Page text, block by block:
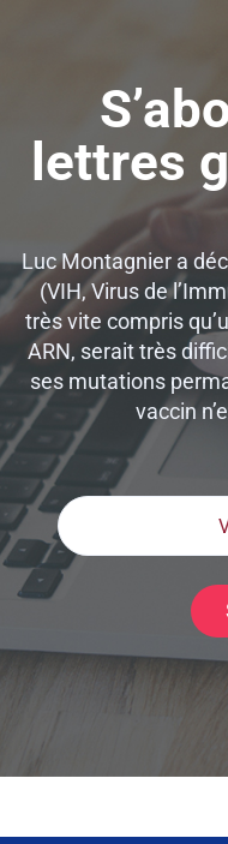
lettres
Luc Montagnier a
(VIH, Virus de
très vite compris
ARN, serait très
ses mutations
vaccin